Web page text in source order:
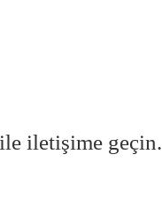
iletişime geçin.